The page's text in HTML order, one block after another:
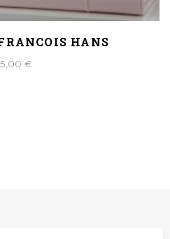
HANS
€